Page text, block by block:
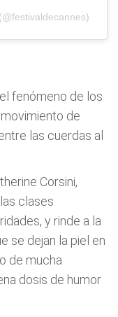
fenómeno de los
de
las cuerdas al
Corsini,
clases
y rinde a la
se dejan la piel en
de mucha
dosis de humor